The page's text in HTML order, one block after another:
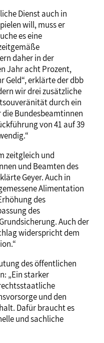
Dienst auch in
will, muss er
es eine
daher in der
Jahr acht Prozent,
Geld“, erklärte der dbb
wir drei zusätzliche
durch ein
die Bundesbeamtinnen
von 41 auf 39
zeitgleich und
und Beamten des
Geyer. Auch in
Alimentation
des
des
Auch der
widerspricht dem
des öffentlichen
„Ein starker
und den
Dafür braucht es
und sachliche